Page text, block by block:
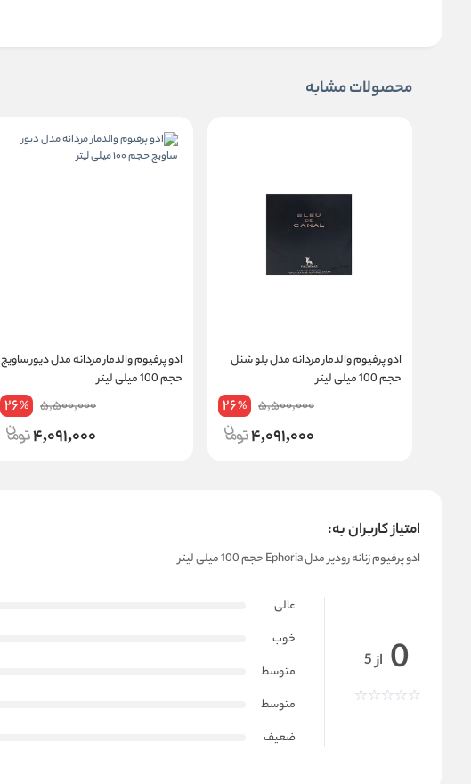
محصولات مشابه
ادو پرفیوم والدمار مردانه مدل بلو شنل
حجم 100 میلی لیتر
5,500,000
26%
4,091,000
ادو پرفیوم والدمار مردانه مدل دیور ساویج
حجم 100 میلی لیتر
5,500,000
26%
4,091,000
امتیاز کاربران به:
ادو پرفیوم زنانه رودیر مدل Ephoria حجم 100 میلی لیتر
0 از 5
عالی
خوب
متوسط
متوسط
ضعیف